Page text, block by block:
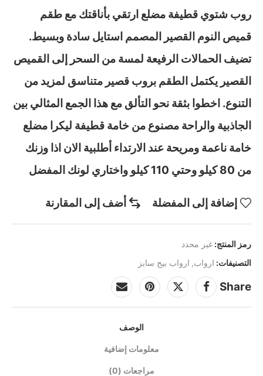
روب شتوي قطيفة مضلع ارتقي بأناقتك مع طقم
قميص النوم القصير المصمم استايل سادة وبسيط.
تضيف الحمالات الرفيعة لمسة من السحر إلى القميص
القصير يكتمل الطقم بروب قصير متناسق لمزيد من
التنوع. اخطوا بثقة نحو التألق مع هذا الجمع المثالي بين
الجاذبية والراحة مصنوع من خامة قطيفة ليكرا مضلع
خامة ناعمة ومريحة عند الارتداء أطلبية الان اذا وزنك
من 80 كيلو وحتي 110 كيلو واختاري لونك المفضل
إضافة إلى المفضلة أضف إلى المقارنة
رمز المنتج: غير محدد
التصنيفات: ارواب, ارواب بيج سايز
Share
الوصف
معلومات إضافية
مراجعات (0)